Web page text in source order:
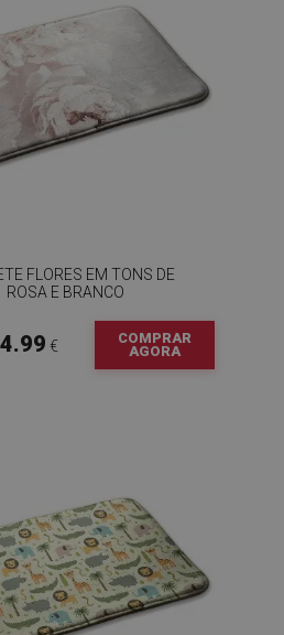
FLORES EM TONS DE
ROSA E BRANCO
€
COMPRAR
AGORA